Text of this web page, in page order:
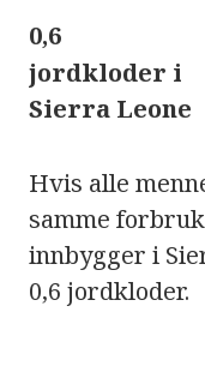
0,6
jordkloder i
Sierra Leone
Hvis alle
samme
innbygger i
0,6 jordkloder.